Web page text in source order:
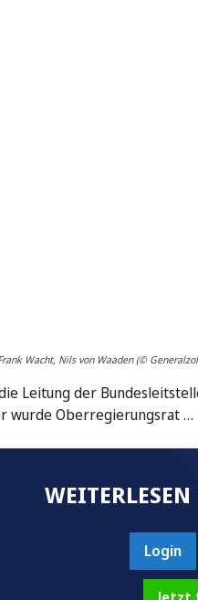
Wacht, Nils von Waaden (©
Leitung der
wurde Oberregierungsrat …
Login